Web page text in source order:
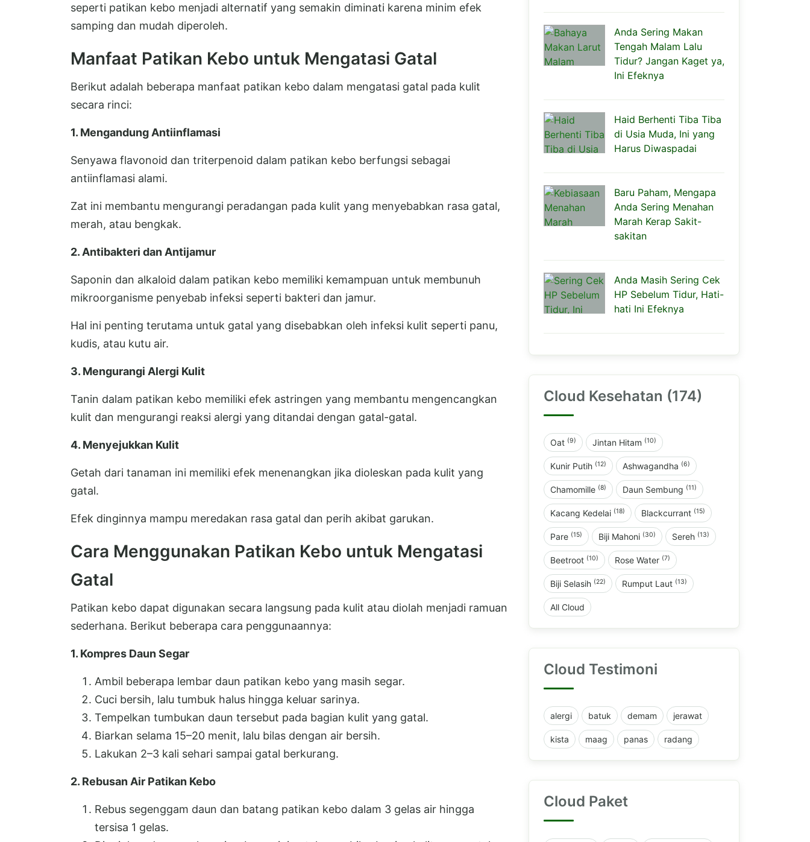
seperti patikan kebo menjadi alternatif yang semakin diminati karena minim efek
samping dan mudah diperoleh.
Manfaat Patikan Kebo untuk Mengatasi Gatal
Berikut adalah beberapa manfaat patikan kebo dalam mengatasi gatal pada kulit
secara rinci:
1. Mengandung Antiinflamasi
Senyawa flavonoid dan triterpenoid dalam patikan kebo berfungsi sebagai
antiinflamasi alami.
Zat ini membantu mengurangi peradangan pada kulit yang menyebabkan rasa gatal,
merah, atau bengkak.
2. Antibakteri dan Antijamur
Saponin dan alkaloid dalam patikan kebo memiliki kemampuan untuk membunuh
mikroorganisme penyebab infeksi seperti bakteri dan jamur.
Hal ini penting terutama untuk gatal yang disebabkan oleh infeksi kulit seperti panu,
kudis, atau kutu air.
3. Mengurangi Alergi Kulit
Tanin dalam patikan kebo memiliki efek astringen yang membantu mengencangkan
kulit dan mengurangi reaksi alergi yang ditandai dengan gatal-gatal.
4. Menyejukkan Kulit
Getah dari tanaman ini memiliki efek menenangkan jika dioleskan pada kulit yang
gatal.
Efek dinginnya mampu meredakan rasa gatal dan perih akibat garukan.
Cara Menggunakan Patikan Kebo untuk Mengatasi
Gatal
Patikan kebo dapat digunakan secara langsung pada kulit atau diolah menjadi ramuan
sederhana. Berikut beberapa cara penggunaannya:
1. Kompres Daun Segar
Ambil beberapa lembar daun patikan kebo yang masih segar.
Cuci bersih, lalu tumbuk halus hingga keluar sarinya.
Tempelkan tumbukan daun tersebut pada bagian kulit yang gatal.
Biarkan selama 15–20 menit, lalu bilas dengan air bersih.
Lakukan 2–3 kali sehari sampai gatal berkurang.
2. Rebusan Air Patikan Kebo
Rebus segenggam daun dan batang patikan kebo dalam 3 gelas air hingga
tersisa 1 gelas.
Anda Sering Makan
Tengah Malam Lalu
Tidur? Jangan Kaget ya,
Ini Efeknya
Haid Berhenti Tiba Tiba
di Usia Muda, Ini yang
Harus Diwaspadai
Baru Paham, Mengapa
Anda Sering Menahan
Marah Kerap Sakit-
sakitan
Anda Masih Sering Cek
HP Sebelum Tidur, Hati-
hati Ini Efeknya
Cloud Kesehatan (174)
Oat (9) Jintan Hitam (10)
Kunir Putih (12) Ashwagandha (6)
Chamomille (8) Daun Sembung (11)
Kacang Kedelai (18) Blackcurrant (15)
Pare (15) Biji Mahoni (30) Sereh (13)
Beetroot (10) Rose Water (7)
Biji Selasih (22) Rumput Laut (13)
All Cloud
Cloud Testimoni
alergi batuk demam jerawat
kista maag panas radang
Cloud Paket